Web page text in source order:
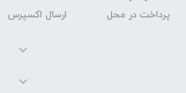
پرداخت در محل ارسال اکسپرس